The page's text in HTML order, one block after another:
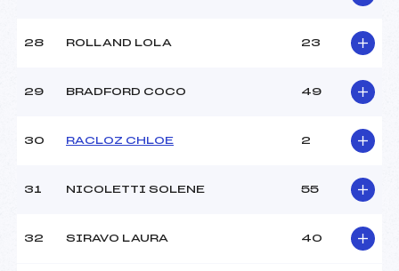
28 ROLLAND LOLA 23
29 BRADFORD COCO 49
30 RACLOZ CHLOE 2
31 NICOLETTI SOLENE 55
32 SIRAVO LAURA 40